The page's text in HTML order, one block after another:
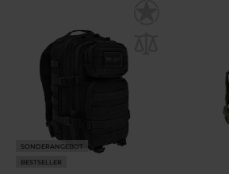
SONDERANGEBOT
BESTSELLER